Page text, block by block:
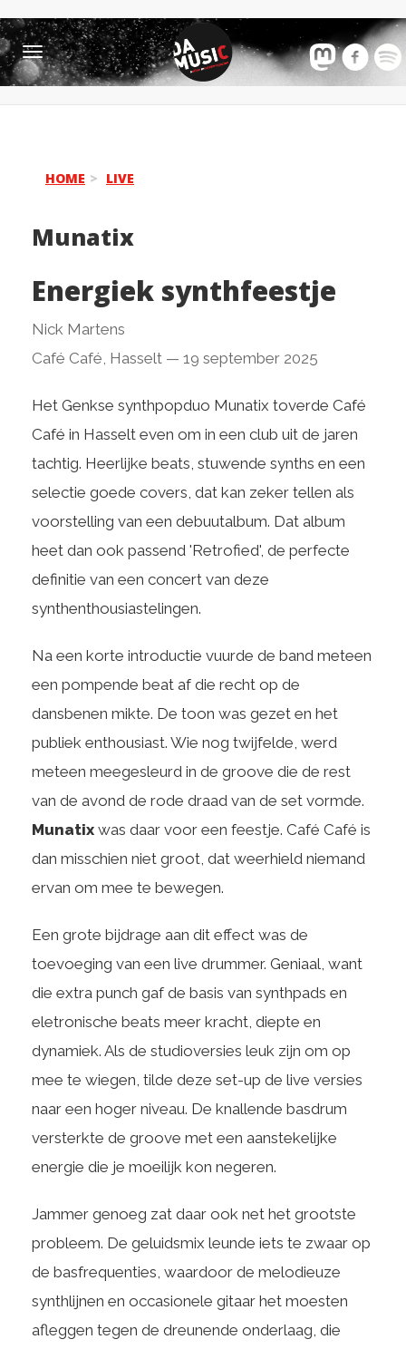
Toggle
navigation
HOME LIVE
Munatix
Energiek synthfeestje
Nick Martens
Café Café, Hasselt — 19 september 2025
Het Genkse synthpopduo Munatix toverde Café
Café in Hasselt even om in een club uit de jaren
tachtig. Heerlijke beats, stuwende synths en een
selectie goede covers, dat kan zeker tellen als
voorstelling van een debuutalbum. Dat album
heet dan ook passend 'Retrofied', de perfecte
definitie van een concert van deze
synthenthousiastelingen.
Na een korte introductie vuurde de band meteen
een pompende beat af die recht op de
dansbenen mikte. De toon was gezet en het
publiek enthousiast. Wie nog twijfelde, werd
meteen meegesleurd in de groove die de rest
van de avond de rode draad van de set vormde.
Munatix was daar voor een feestje. Café Café is
dan misschien niet groot, dat weerhield niemand
ervan om mee te bewegen.
Een grote bijdrage aan dit effect was de
toevoeging van een live drummer. Geniaal, want
die extra punch gaf de basis van synthpads en
eletronische beats meer kracht, diepte en
dynamiek. Als de studioversies leuk zijn om op
mee te wiegen, tilde deze set-up de live versies
naar een hoger niveau. De knallende basdrum
versterkte de groove met een aanstekelijke
energie die je moeilijk kon negeren.
Jammer genoeg zat daar ook net het grootste
probleem. De geluidsmix leunde iets te zwaar op
de basfrequenties, waardoor de melodieuze
synthlijnen en occasionele gitaar het moesten
afleggen tegen de dreunende onderlaag, die